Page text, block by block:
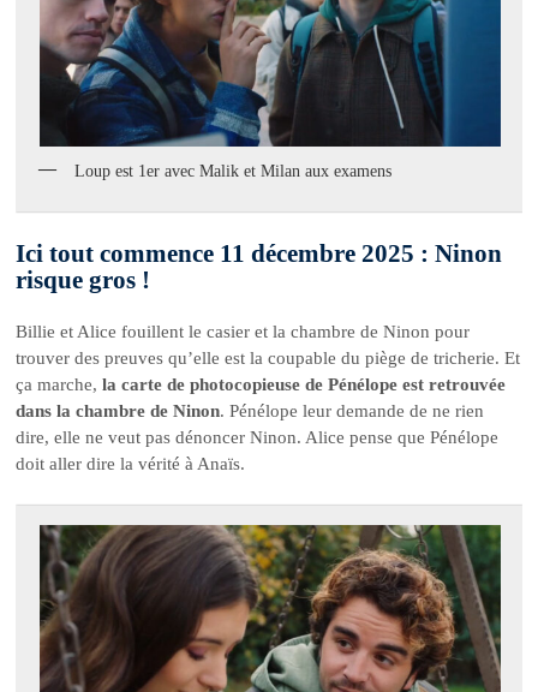
Loup est 1er avec Malik et Milan aux examens
Ici tout commence 11 décembre 2025 : Ninon
risque gros !
Billie et Alice fouillent le casier et la chambre de Ninon pour
trouver des preuves qu’elle est la coupable du piège de tricherie. Et
ça marche,la carte de photocopieuse de Pénélope est retrouvée
dans la chambre de Ninon. Pénélope leur demande de ne rien
dire, elle ne veut pas dénoncer Ninon. Alice pense que Pénélope
doit aller dire la vérité à Anaïs.